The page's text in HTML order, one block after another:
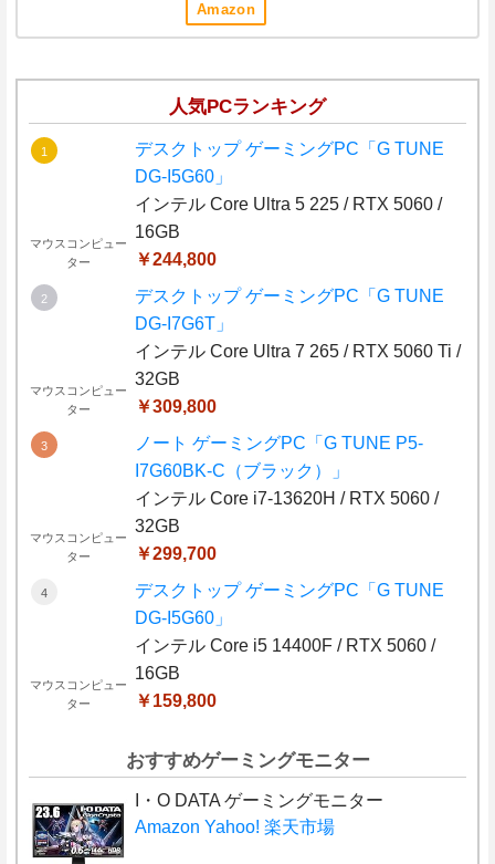
力] USB C オスメス延長アダプ
タ、対応 thunderbolt USB 4 .0 ケ
Amazon
人気PCランキング
マウスコンピュー
ター
デスクトップ ゲーミングPC「G TUNE
DG-I5G60」
インテル Core Ultra 5 225 / RTX 5060 /
16GB
￥244,800
マウスコンピュー
ター
デスクトップ ゲーミングPC「G TUNE
DG-I7G6T」
インテル Core Ultra 7 265 / RTX 5060 Ti /
32GB
￥309,800
マウスコンピュー
ター
ノート ゲーミングPC「G TUNE P5-
I7G60BK-C（ブラック）」
インテル Core i7-13620H / RTX 5060 /
32GB
￥299,700
マウスコンピュー
ター
デスクトップ ゲーミングPC「G TUNE
DG-I5G60」
インテル Core i5 14400F / RTX 5060 /
16GB
￥159,800
おすすめゲーミングモニター
I・O DATA ゲーミングモニター
Amazon Yahoo! 楽天市場